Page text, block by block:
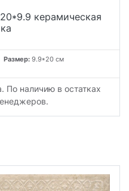
керамическая
Размер: 9.9*20 см
По наличию в остатках